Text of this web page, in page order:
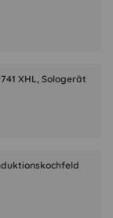
XHL, Sologerät